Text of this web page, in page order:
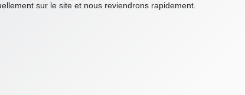
sur le site et nous reviendrons rapidement.